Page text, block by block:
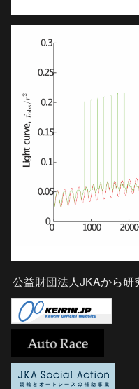
公益財団法人JKAから研